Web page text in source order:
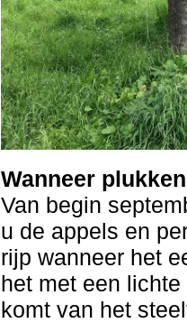
Wanneer
Van begin
u de appels en
rijp wanneer het
het met een
komt van het